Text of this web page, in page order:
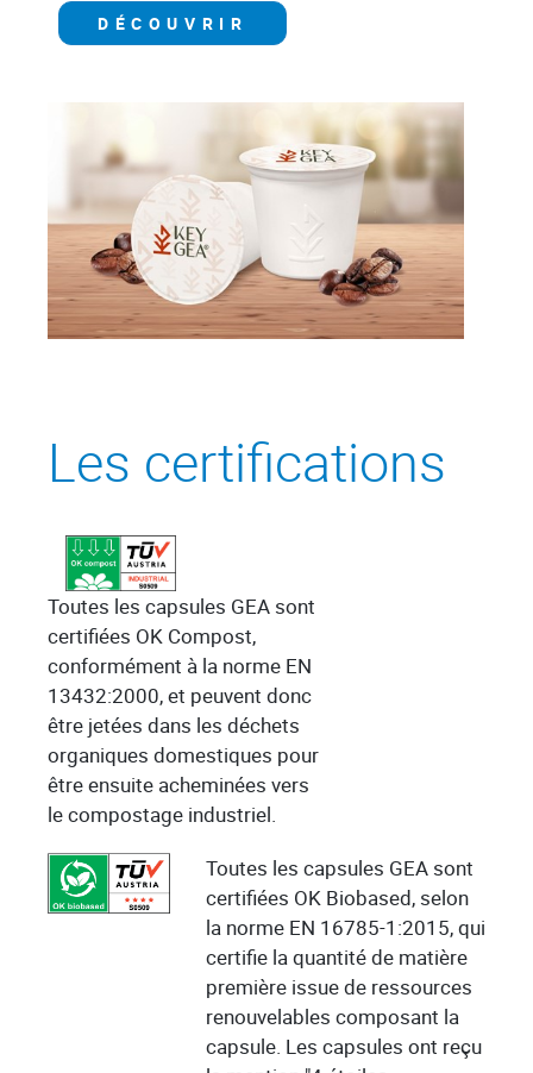
DÉCOUVRIR
Les certifications
Toutes les capsules GEA sont
certifiées OK Compost,
conformément à la norme EN
13432:2000, et peuvent donc
être jetées dans les déchets
organiques domestiques pour
être ensuite acheminées vers
le compostage industriel.
Toutes les capsules GEA sont
certifiées OK Biobased, selon
la norme EN 16785-1:2015, qui
certifie la quantité de matière
première issue de ressources
renouvelables composant la
capsule. Les capsules ont reçu